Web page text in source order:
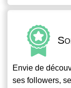
Envie de
ses followers,